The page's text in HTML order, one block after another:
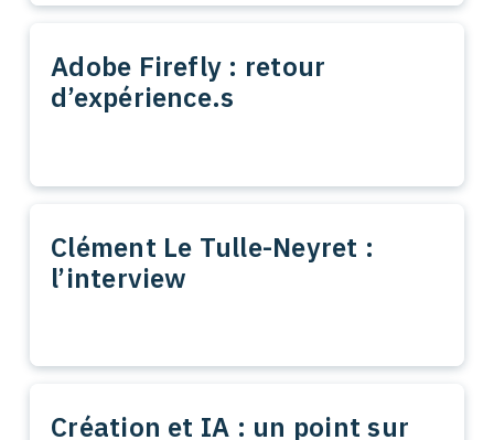
Adobe Firefly : retour
d’expérience.s
Clément Le Tulle-Neyret :
l’interview
Création et IA : un point sur